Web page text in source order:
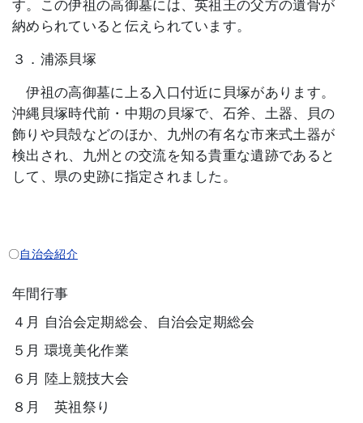
す。この伊祖の高御墓には、英祖王の父方の遺骨が
納められていると伝えられています。
３．浦添貝塚
伊祖の高御墓に上る入口付近に貝塚があります。
沖縄貝塚時代前・中期の貝塚で、石斧、土器、貝の
飾りや貝殻などのほか、九州の有名な市来式土器が
検出され、九州との交流を知る貴重な遺跡であると
して、県の史跡に指定されました。
〇自治会紹介
年間行事
４月 自治会定期総会、自治会定期総会
５月 環境美化作業
６月 陸上競技大会
８月 英祖祭り